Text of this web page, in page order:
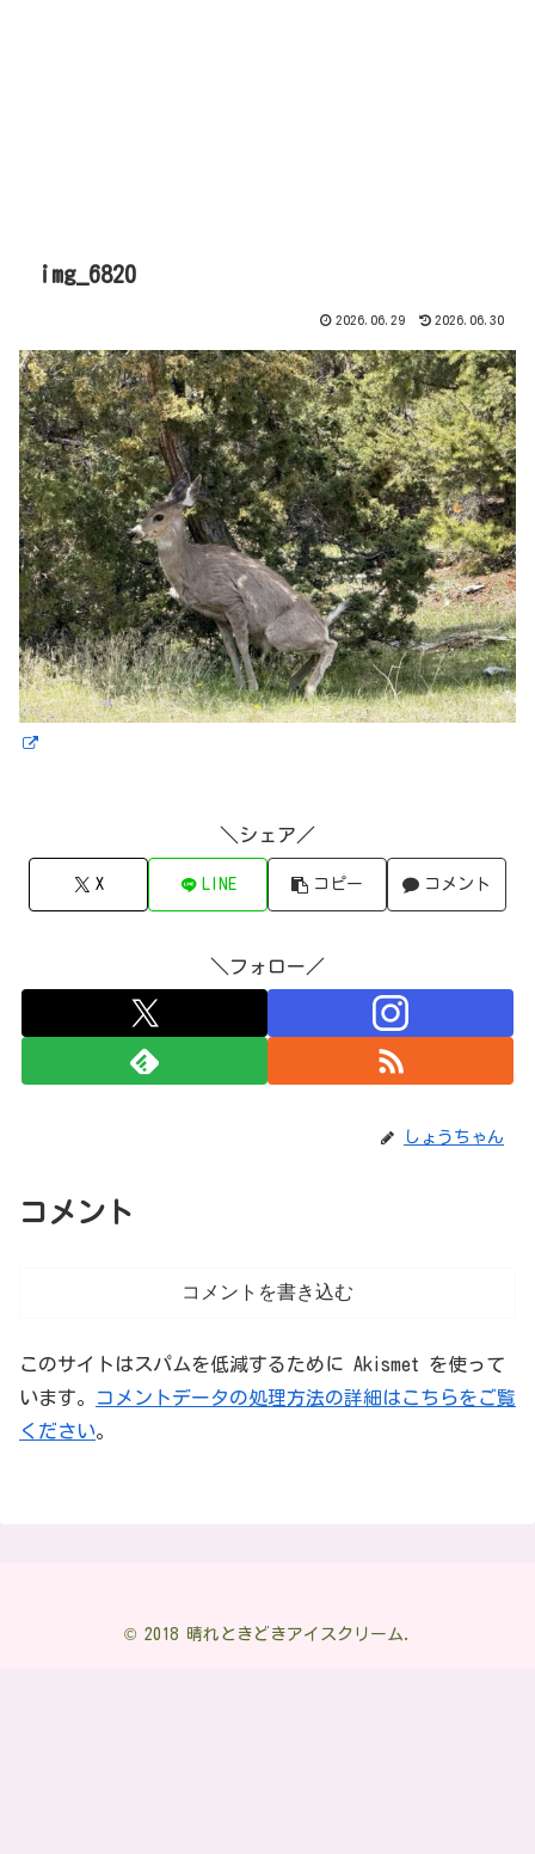
img_6820
2026.06.29 2026.06.30
＼シェア／
X LINE コピー コメント
＼フォロー／
しょうちゃん
コメント
コメントを書き込む
このサイトはスパムを低減するために Akismet を使って
います。
コメントデータの処理方法の詳細はこちらをご覧
ください。
© 2018 晴れときどきアイスクリーム.